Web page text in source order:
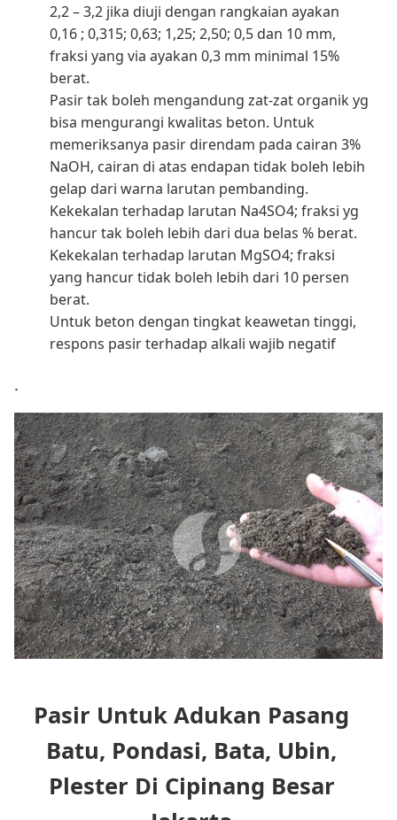
2,2 – 3,2 jika diuji dengan rangkaian ayakan
0,16 ; 0,315; 0,63; 1,25; 2,50; 0,5 dan 10 mm,
fraksi yang via ayakan 0,3 mm minimal 15%
berat.
Pasir tak boleh mengandung zat-zat organik yg
bisa mengurangi kwalitas beton. Untuk
memeriksanya pasir direndam pada cairan 3%
NaOH, cairan di atas endapan tidak boleh lebih
gelap dari warna larutan pembanding.
Kekekalan terhadap larutan Na4SO4; fraksi yg
hancur tak boleh lebih dari dua belas % berat.
Kekekalan terhadap larutan MgSO4; fraksi
yang hancur tidak boleh lebih dari 10 persen
berat.
Untuk beton dengan tingkat keawetan tinggi,
respons pasir terhadap alkali wajib negatif
.
Pasir Untuk Adukan Pasang
Batu, Pondasi, Bata, Ubin,
Plester Di Cipinang Besar